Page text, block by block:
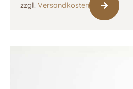
zzgl. Versandkosten